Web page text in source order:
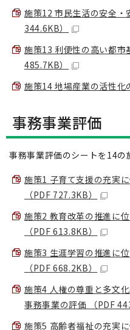
施策12 市民生活の安全・
344.6KB）
施策13 利便性の高い都市
485.7KB）
施策14 地場産業の活性化
事務事業評価
事務事業評価のシートを14の
施策1 子育て支援の充実
（PDF 727.3KB）
施策2 教育改革の推進に
（PDF 613.8KB）
施策3 生涯学習の推進に
（PDF 668.2KB）
施策4 人権の尊重と多文
事務事業の評価 （PDF
施策5 高齢者福祉の充実